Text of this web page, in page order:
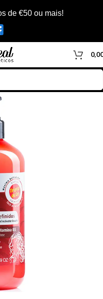
de €50 ou mais!